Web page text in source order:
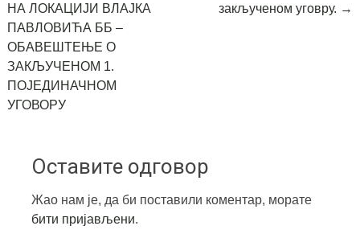
НА ЛОКАЦИЈИ ВЛАЈКА
ПАВЛОВИЋА ББ –
ОБАВЕШТЕЊЕ О
ЗАКЉУЧЕНОМ 1.
ПОЈЕДИНАЧНОМ
УГОВОРУ
закљученом уговру. →
Оставите одговор
Жао нам је, да би поставили коментар, морате
бити пријављени.